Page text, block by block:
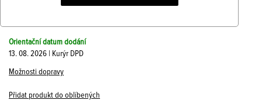
Orientační datum dodání
13. 08. 2026 | Kurýr DPD
Možnosti dopravy
Přidat produkt do oblíbených